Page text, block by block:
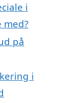
i
på
i